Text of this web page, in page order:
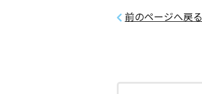
デンスさくら１０１
前のページへ戻る